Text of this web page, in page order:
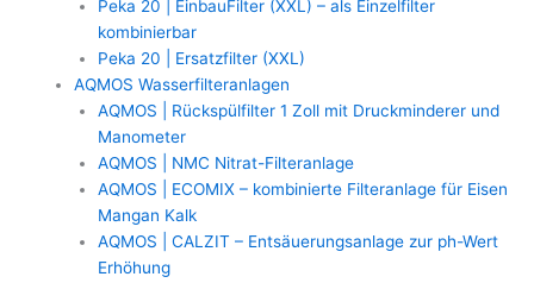
Peka 20 | EinbauFilter (XXL) – als Einzelfilter
kombinierbar
Peka 20 | Ersatzfilter (XXL)
AQMOS Wasserfilteranlagen
AQMOS | Rückspülfilter 1 Zoll mit Druckminderer und
Manometer
AQMOS | NMC Nitrat-Filteranlage
AQMOS | ECOMIX – kombinierte Filteranlage für Eisen
Mangan Kalk
AQMOS | CALZIT – Entsäuerungsanlage zur ph-Wert
Erhöhung